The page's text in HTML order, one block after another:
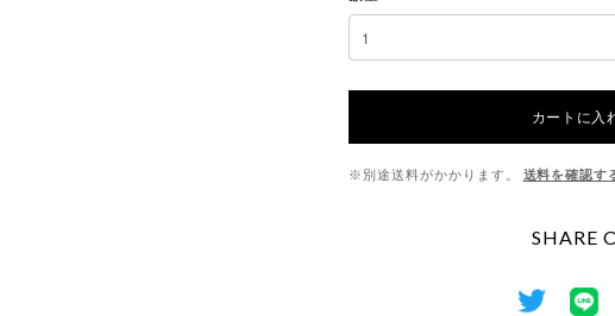
カートに入
※別途送料がかかります。 送料を確認す
SHARE